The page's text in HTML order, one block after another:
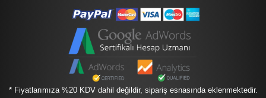
* Fiyatlarımıza %20 KDV dahil değildir, sipariş esnasında eklenmektedir.